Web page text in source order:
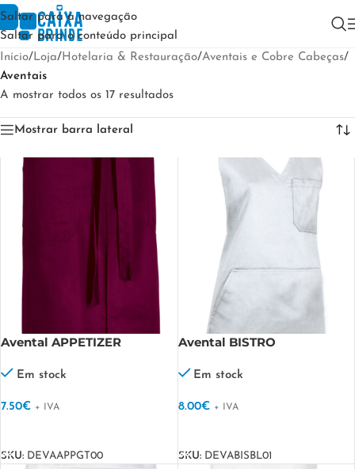
Saltar para a navegação
Saltar para o conteúdo principal
Início/Loja/Hotelaria & Restauração/Aventais e Cobre Cabeças/
Aventais
A mostrar todos os 17 resultados
Mostrar barra lateral
Avental APPETIZER
Em stock
7.50€ + IVA
SKU: DEVAAPPGT00
Avental BISTRO
Em stock
8.00€ + IVA
SKU: DEVABISBL01